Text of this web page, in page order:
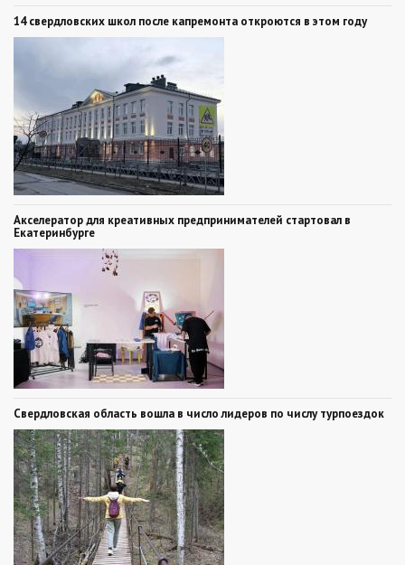
14 свердловских школ после капремонта откроются в этом году
Акселератор для креативных предпринимателей стартовал в
Екатеринбурге
Свердловская область вошла в число лидеров по числу турпоездок